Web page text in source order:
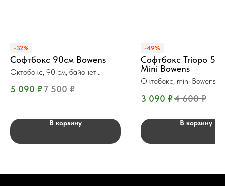
-32%
Софтбокс 90см Bowens
Октобокс, 90 см, байонет
5 090 ₽7 500 ₽
В корзину
-49%
Софтбокс Triopo 55
Mini Bowens
Октобокс, mini Bowens,
3 090 ₽4 600 ₽
В корзину